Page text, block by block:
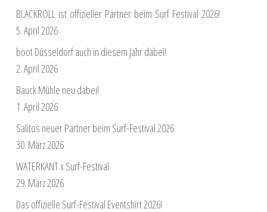
BLACKROLL ist offizieller Partner beim Surf Festival 2026!
5. April 2026
boot Düsseldorf auch in diesem Jahr dabei!
2. April 2026
Bauck Mühle neu dabei!
1. April 2026
Salitos neuer Partner beim Surf-Festival 2026
30. März 2026
WATERKANT x Surf-Festival
29. März 2026
Das offizielle Surf-Festival Eventshirt 2026!